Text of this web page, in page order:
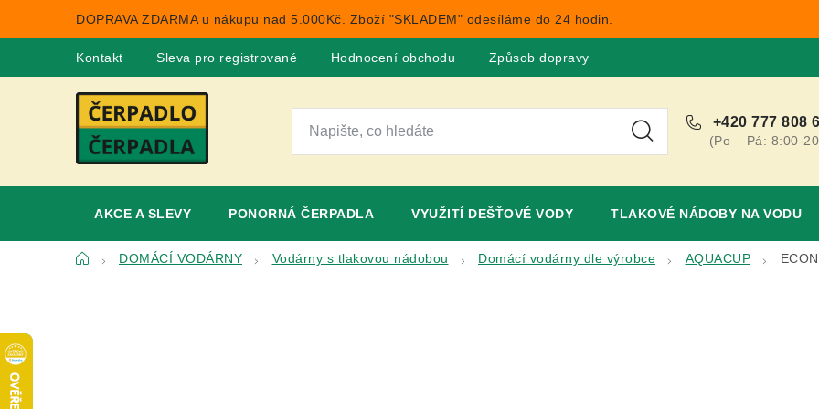
DOPRAVA ZDARMA u nákupu nad 5.000Kč. Zboží "SKLADEM" odesíláme do 24 hodin.
Kontakt Sleva pro registrované Hodnocení obchodu Způsob dopravy
+420 777 808
(Po – Pá: 8:00-
AKCE A SLEVY PONORNÁ ČERPADLA VYUŽITÍ DEŠŤOVÉ VODY TLAKOVÉ NÁDOBY NA VODU
DomůDOMÁCÍ VODÁRNY Vodárny s tlakovou nádobou Domácí vodárny dle výrobce AQUACUP